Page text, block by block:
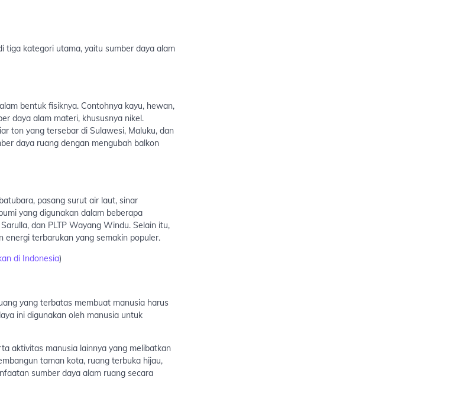
tiga kategori utama, yaitu sumber daya alam
bentuk fisiknya. Contohnya kayu, hewan,
daya alam materi, khususnya nikel.
ton yang tersebar di Sulawesi, Maluku, dan
daya ruang dengan mengubah balkon
pasang surut air laut, sinar
yang digunakan dalam beberapa
dan PLTP Wayang Windu. Selain itu,
terbarukan yang semakin populer.
di Indonesia)
yang terbatas membuat manusia harus
ini digunakan oleh manusia untuk
aktivitas manusia lainnya yang melibatkan
taman kota, ruang terbuka hijau,
sumber daya alam ruang secara